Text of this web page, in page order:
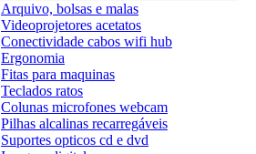
Arquivo, bolsas e malas
Videoprojetores acetatos
Conectividade cabos wifi hub
Ergonomia
Fitas para maquinas
Teclados ratos
Colunas microfones webcam
Pilhas alcalinas recarregáveis
Suportes opticos cd e dvd